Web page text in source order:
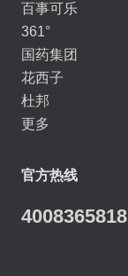
百事可乐
361°
国药集团
花西子
杜邦
更多
官方热线
4008365818